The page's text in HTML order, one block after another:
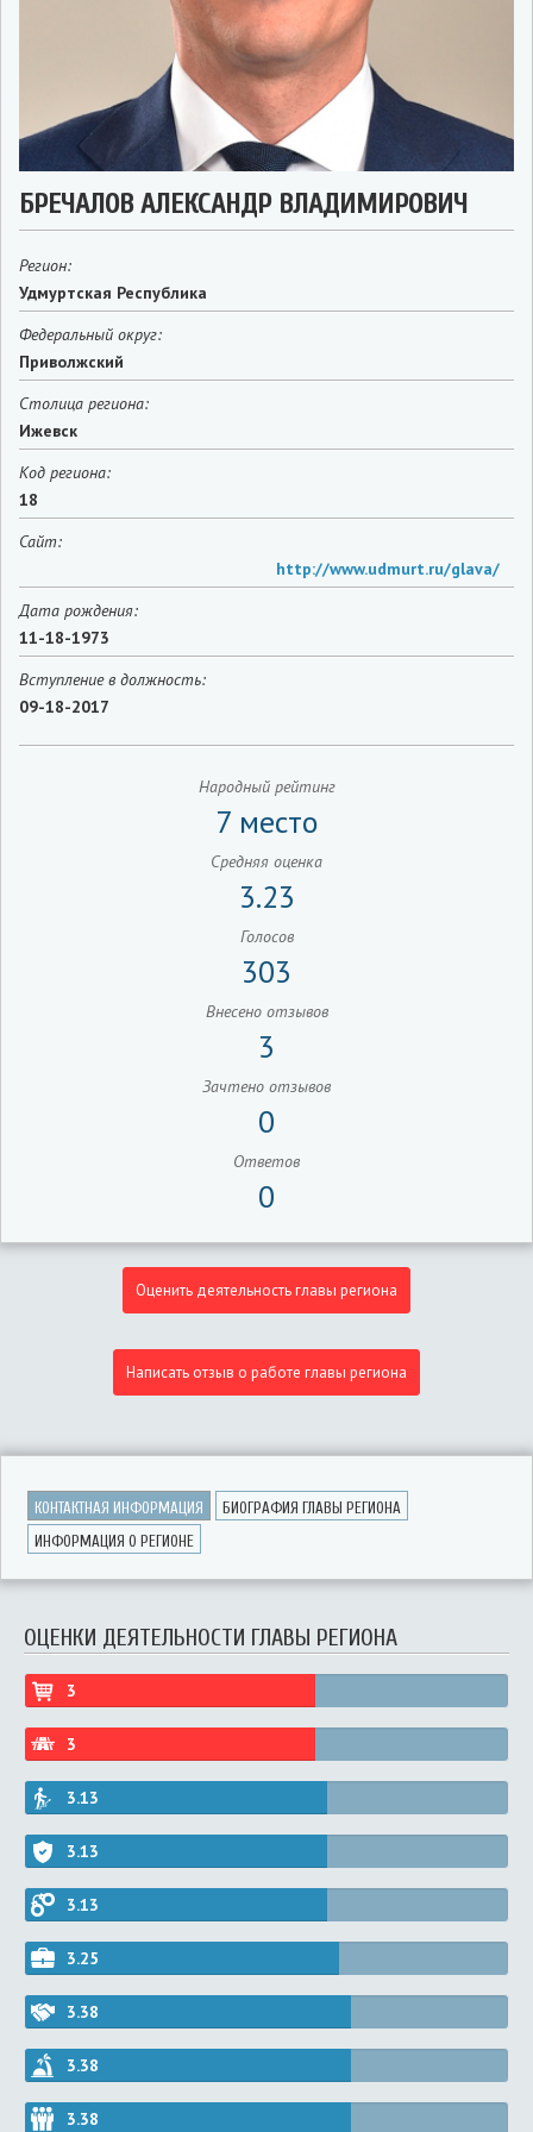
БРЕЧАЛОВ АЛЕКСАНДР ВЛАДИМИРОВИЧ
Регион:
Удмуртская Республика
Федеральный округ:
Приволжский
Столица региона:
Ижевск
Код региона:
18
Сайт:
http://www.udmurt.ru/glava/
Дата рождения:
11-18-1973
Вступление в должность:
09-18-2017
Народный рейтинг
7 место
Средняя оценка
3.23
Голосов
303
Внесено отзывов
3
Зачтено отзывов
0
Ответов
0
Оценить деятельность главы региона
Написать отзыв о работе главы региона
КОНТАКТНАЯ ИНФОРМАЦИЯ
БИОГРАФИЯ ГЛАВЫ РЕГИОНА
ИНФОРМАЦИЯ О РЕГИОНЕ
ОЦЕНКИ ДЕЯТЕЛЬНОСТИ ГЛАВЫ РЕГИОНА
3
3
3.13
3.13
3.13
3.25
3.38
3.38
3.38